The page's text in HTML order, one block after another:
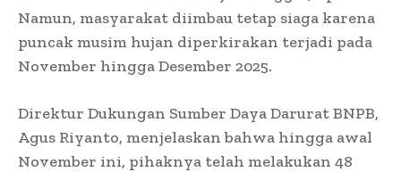
Namun, masyarakat diimbau tetap siaga karena
puncak musim hujan diperkirakan terjadi pada
November hingga Desember 2025.
Direktur Dukungan Sumber Daya Darurat BNPB,
Agus Riyanto, menjelaskan bahwa hingga awal
November ini, pihaknya telah melakukan 48